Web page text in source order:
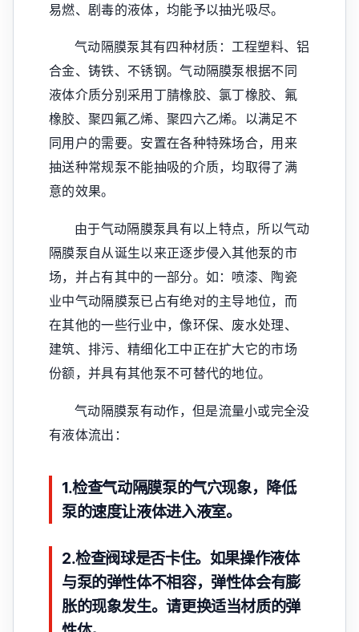
易燃、剧毒的液体，均能予以抽光吸尽。
气动隔膜泵其有四种材质：工程塑料、铝
合金、铸铁、不锈钢。气动隔膜泵根据不同
液体介质分别采用丁腈橡胶、氯丁橡胶、氟
橡胶、聚四氟乙烯、聚四六乙烯。以满足不
同用户的需要。安置在各种特殊场合，用来
抽送种常规泵不能抽吸的介质，均取得了满
意的效果。
由于气动隔膜泵具有以上特点，所以气动
隔膜泵自从诞生以来正逐步侵入其他泵的市
场，并占有其中的一部分。如：喷漆、陶瓷
业中气动隔膜泵已占有绝对的主导地位，而
在其他的一些行业中，像环保、废水处理、
建筑、排污、精细化工中正在扩大它的市场
份额，并具有其他泵不可替代的地位。
气动隔膜泵有动作，但是流量小或完全没
有液体流出：
1.检查气动隔膜泵的气穴现象，降低
泵的速度让液体进入液室。
2.检查阀球是否卡住。如果操作液体
与泵的弹性体不相容，弹性体会有膨
胀的现象发生。请更换适当材质的弹